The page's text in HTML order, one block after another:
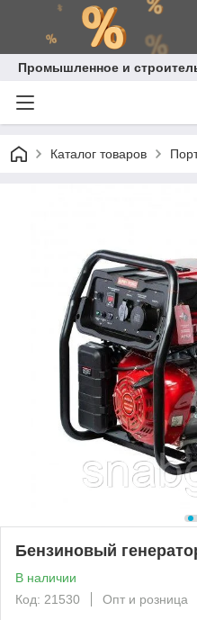
Промышленное и
Каталог товаров
Бензиновый
В наличии
Код: 21530
Опт и розница